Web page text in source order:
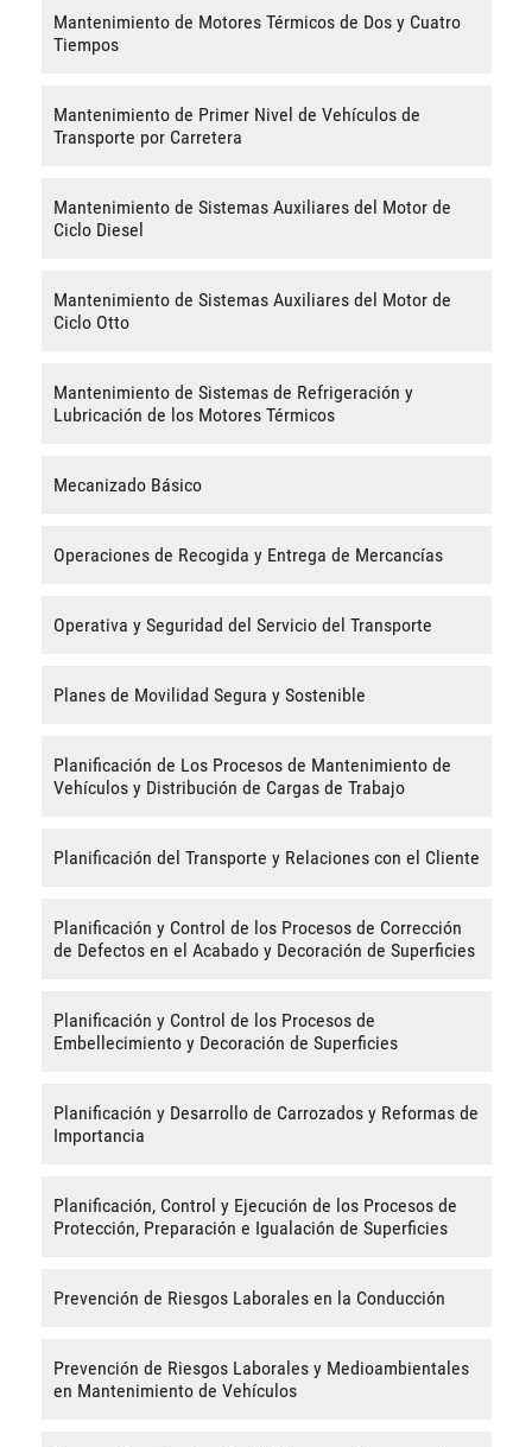
Mantenimiento de Motores Térmicos de Dos y Cuatro
Tiempos
Mantenimiento de Primer Nivel de Vehículos de
Transporte por Carretera
Mantenimiento de Sistemas Auxiliares del Motor de
Ciclo Diesel
Mantenimiento de Sistemas Auxiliares del Motor de
Ciclo Otto
Mantenimiento de Sistemas de Refrigeración y
Lubricación de los Motores Térmicos
Mecanizado Básico
Operaciones de Recogida y Entrega de Mercancías
Operativa y Seguridad del Servicio del Transporte
Planes de Movilidad Segura y Sostenible
Planificación de Los Procesos de Mantenimiento de
Vehículos y Distribución de Cargas de Trabajo
Planificación del Transporte y Relaciones con el Cliente
Planificación y Control de los Procesos de Corrección
de Defectos en el Acabado y Decoración de Superficies
Planificación y Control de los Procesos de
Embellecimiento y Decoración de Superficies
Planificación y Desarrollo de Carrozados y Reformas de
Importancia
Planificación, Control y Ejecución de los Procesos de
Protección, Preparación e Igualación de Superficies
Prevención de Riesgos Laborales en la Conducción
Prevención de Riesgos Laborales y Medioambientales
en Mantenimiento de Vehículos